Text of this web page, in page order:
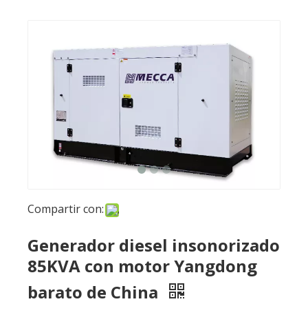
Compartir con:
Generador diesel insonorizado
85KVA con motor Yangdong
barato de China
Preguntar